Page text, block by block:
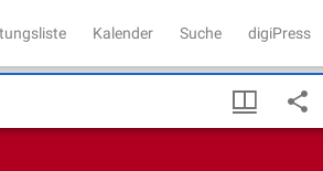
Kalender Suche digiPress